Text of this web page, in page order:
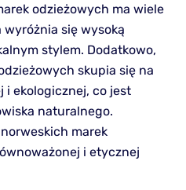
odzieżowych ma wiele
wyróżnia się wysoką
stylem. Dodatkowo,
skupia się na
i ekologicznej, co jest
naturalnego.
marek
i etycznej